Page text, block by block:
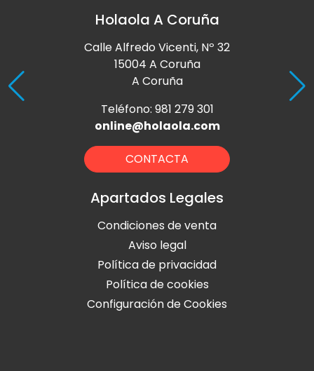
Holaola A Coruña
Calle Alfredo Vicenti, Nº 32
15004 A Coruña
A Coruña
Teléfono: 981 279 301
online@holaola.com
CONTACTA
Apartados Legales
Condiciones de venta
Aviso legal
Política de privacidad
Política de cookies
Configuración de Cookies